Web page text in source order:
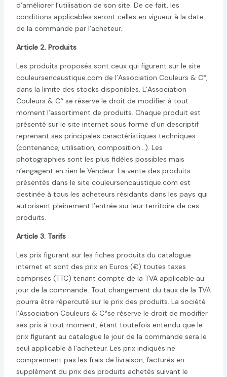
d’améliorer l’utilisation de son site. De ce fait, les
conditions applicables seront celles en vigueur à la date
de la commande par l’acheteur.
Article 2. Produits
Les produits proposés sont ceux qui figurent sur le site
couleursencaustique.com de l’Association Couleurs & C°,
dans la limite des stocks disponibles. L’Association
Couleurs & C° se réserve le droit de modifier à tout
moment l’assortiment de produits. Chaque produit est
présenté sur le site internet sous forme d’un descriptif
reprenant ses principales caractéristiques techniques
(contenance, utilisation, composition…). Les
photographies sont les plus fidèles possibles mais
n’engagent en rien le Vendeur. La vente des produits
présentés dans le site couleursencaustique.com est
destinée à tous les acheteurs résidants dans les pays qui
autorisent pleinement l’entrée sur leur territoire de ces
produits.
Article 3. Tarifs
Les prix figurant sur les fiches produits du catalogue
internet et sont des prix en Euros (€) toutes taxes
comprises (TTC) tenant compte de la TVA applicable au
jour de la commande. Tout changement du taux de la TVA
pourra être répercuté sur le prix des produits. La société
l’Association Couleurs & C°se réserve le droit de modifier
ses prix à tout moment, étant toutefois entendu que le
prix figurant au catalogue le jour de la commande sera le
seul applicable à l’acheteur. Les prix indiqués ne
comprennent pas les frais de livraison, facturés en
supplément du prix des produits achetés suivant le